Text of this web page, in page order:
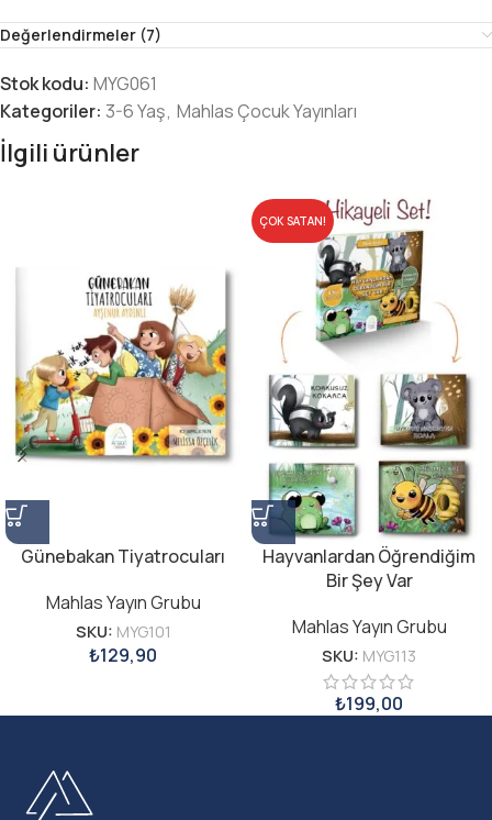
Değerlendirmeler (7)
Stok kodu: MYG061
Kategoriler: 3-6 Yaş, Mahlas Çocuk Yayınları
İlgili ürünler
Günebakan Tiyatrocuları
Mahlas Yayın Grubu
SKU: MYG101
₺129,90
ÇOK SATAN!
Hayvanlardan Öğrendiğim
Bir Şey Var
Mahlas Yayın Grubu
SKU: MYG113
₺199,00